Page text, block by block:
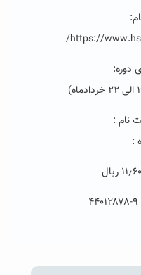
https://
دوره:
نام :